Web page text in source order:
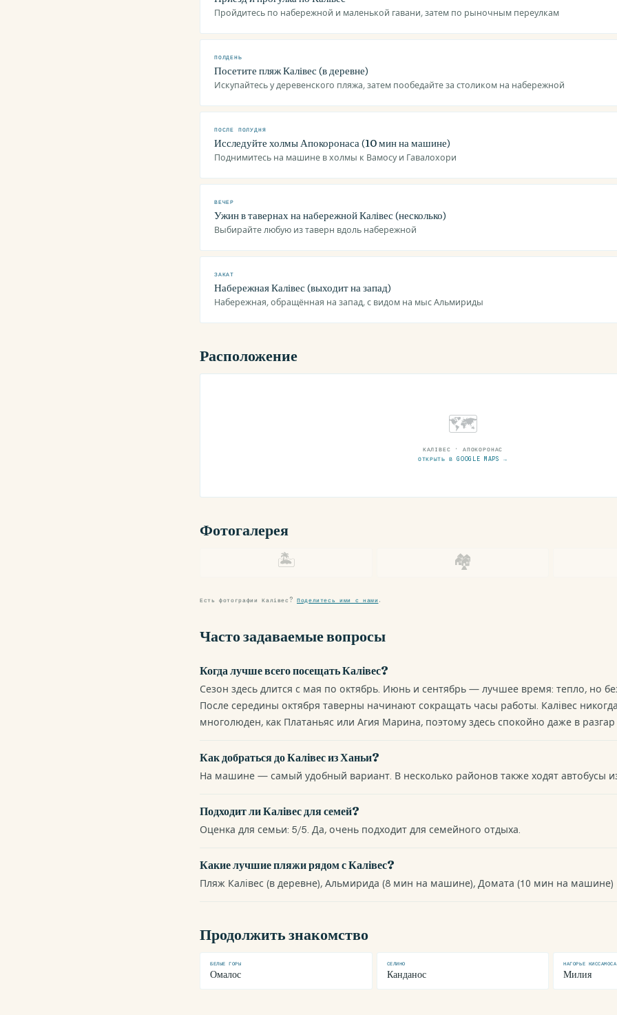
Пройдитесь по набережной и маленькой гавани, затем по рыночным переулкам
ПОЛДЕНЬ
Посетите пляж Калівес (в деревне)
Искупайтесь у деревенского пляжа, затем пообедайте за столиком на набережной
ПОСЛЕ ПОЛУДНЯ
Исследуйте холмы Апокоронаса (10 мин на машине)
Поднимитесь на машине в холмы к Вамосу и Гавалохори
ВЕЧЕР
Ужин в тавернах на набережной Калівес (несколько)
Выбирайте любую из таверн вдоль набережной
ЗАКАТ
Набережная Калівес (выходит на запад)
Набережная, обращённая на запад, с видом на мыс Альмириды
Расположение
🗺
КАЛІВЕС · АПОКОРОНАС
ОТКРЫТЬ В GOOGLE MAPS →
Фотогалерея
🏝 🏘
Есть фотографии Калівес? Поделитесь ими с нами .
Часто задаваемые вопросы
Когда лучше всего посещать Калівес?
Сезон здесь длится с мая по октябрь. Июнь и сентябрь — лучшее время: тепло, но
После середины октября таверны начинают сокращать часы работы. Калівес
многолюден, как Платаньяс или Агия Марина, поэтому здесь спокойно даже в разгар
Как добраться до Калівес из Ханьи?
На машине — самый удобный вариант. В несколько районов также ходят автобусы
Подходит ли Калівес для семей?
Оценка для семьи: 5/5. Да, очень подходит для семейного отдыха.
Какие лучшие пляжи рядом с Калівес?
Пляж Калівес (в деревне), Альмирида (8 мин на машине), Домата (10 мин на машине)
Продолжить знакомство
БЕЛЫЕ ГОРЫ
Омалос
СЕЛИНО
Канданос
НАГОРЬЕ КИССАМОСА
Милия